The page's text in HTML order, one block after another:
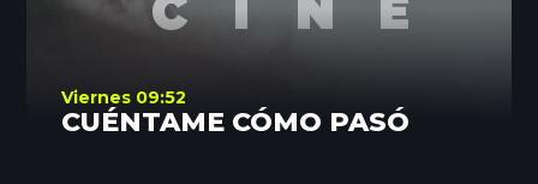
Viernes 09:52
CUÉNTAME CÓMO PASÓ